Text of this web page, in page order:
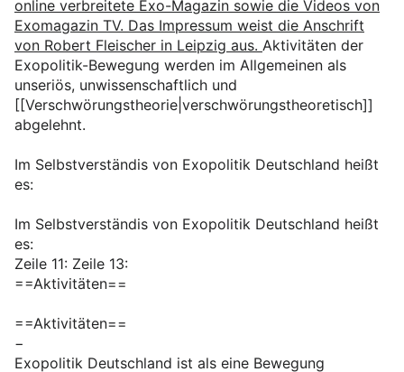
online verbreitete Exo-Magazin sowie die Videos von
Exomagazin TV. Das Impressum weist die Anschrift
von Robert Fleischer in Leipzig aus. Aktivitäten der
Exopolitik-Bewegung werden im Allgemeinen als
unseriös, unwissenschaftlich und
[[Verschwörungstheorie|verschwörungstheoretisch]]
abgelehnt.
Im Selbstverständis von Exopolitik Deutschland heißt
es:
Im Selbstverständis von Exopolitik Deutschland heißt
es:
Zeile 11: Zeile 13:
==Aktivitäten==
==Aktivitäten==
−
Exopolitik Deutschland ist als eine Bewegung